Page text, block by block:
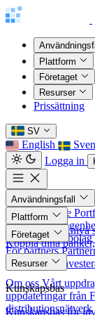
Plattform
Företaget
Resurser
Prissättning
SV
English
Logga in
Användningsfall
För investerare
sitt
Relations
För
För partners
till nordiska
Plattform
Säkerhet Banknivå
Koppla dina
Företaget
Om oss
Om oss Vårt
uppdateringar från
distributionsnätverk
Resurser
Kunskapsbas
Kunskapsbas för